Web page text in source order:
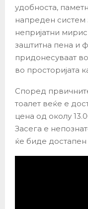
удобноста,
напреден систем
непријатни
заштитна пена и
придонесуваат
во просторијата
Според
тоалет веќе е
цена од околу
Засега е
ќе биде